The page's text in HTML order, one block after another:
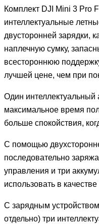
Комплект DJI Mini 3 Pro
интеллектуальные
двусторонней зарядки,
наплечную сумку,
всестороннюю
лучшей цене, чем при
Один интеллектуальный
максимальное время
больше спокойствия,
С помощью
последовательно
управления и три
использовать в
С зарядным
отдельно) три